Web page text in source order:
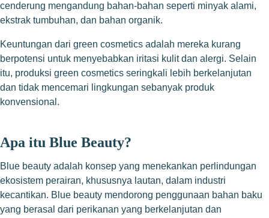
cenderung mengandung bahan-bahan seperti minyak alami,
ekstrak tumbuhan, dan bahan organik.
Keuntungan dari green cosmetics adalah mereka kurang
berpotensi untuk menyebabkan iritasi kulit dan alergi. Selain
itu, produksi green cosmetics seringkali lebih berkelanjutan
dan tidak mencemari lingkungan sebanyak produk
konvensional.
Apa itu Blue Beauty?
Blue beauty adalah konsep yang menekankan perlindungan
ekosistem perairan, khususnya lautan, dalam industri
kecantikan. Blue beauty mendorong penggunaan bahan baku
yang berasal dari perikanan yang berkelanjutan dan